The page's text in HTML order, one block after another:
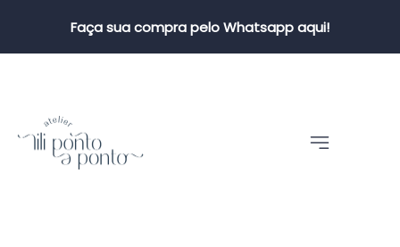
Faça sua compra pelo Whatsapp aqui!